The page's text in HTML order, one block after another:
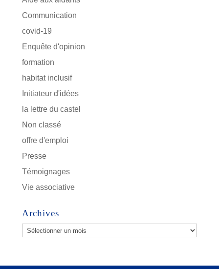
Communication
covid-19
Enquête d'opinion
formation
habitat inclusif
Initiateur d'idées
la lettre du castel
Non classé
offre d'emploi
Presse
Témoignages
Vie associative
Archives
Archives